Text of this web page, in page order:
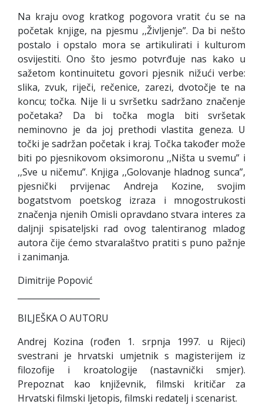
Na kraju ovog kratkog pogovora vratit ću se na
početak knjige, na pjesmu ,,Življenje”. Da bi nešto
postalo i opstalo mora se artikulirati i kulturom
osvijestiti. Ono što jesmo potvrđuje nas kako u
sažetom kontinuitetu govori pjesnik nižući verbe:
slika, zvuk, riječi, rečenice, zarezi, dvotočje te na
koncu; točka. Nije li u svršetku sadržano značenje
početaka? Da bi točka mogla biti svršetak
neminovno je da joj prethodi vlastita geneza. U
točki je sadržan početak i kraj. Točka također može
biti po pjesnikovom oksimoronu ,,Ništa u svemu” i
,,Sve u ničemu”. Knjiga ,,Golovanje hladnog sunca”,
pjesnički prvijenac Andreja Kozine, svojim
bogatstvom poetskog izraza i mnogostrukosti
značenja njenih Omisli opravdano stvara interes za
daljnji spisateljski rad ovog talentiranog mladog
autora čije ćemo stvaralaštvo pratiti s puno pažnje
i zanimanja.
Dimitrije Popović
BILJEŠKA O AUTORU
Andrej Kozina (rođen 1. srpnja 1997. u Rijeci)
svestrani je hrvatski umjetnik s magisterijem iz
filozofije i kroatologije (nastavnički smjer).
Prepoznat kao književnik, filmski kritičar za
Hrvatski filmski ljetopis, filmski redatelj i scenarist.